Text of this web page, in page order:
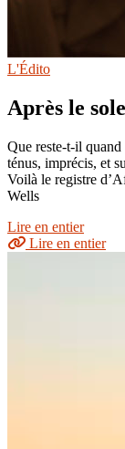
L'Édito
Après le
Que reste-t-il quand
ténus, imprécis, et
Voilà le registre
Wells
Lire en entier
Lire en entier